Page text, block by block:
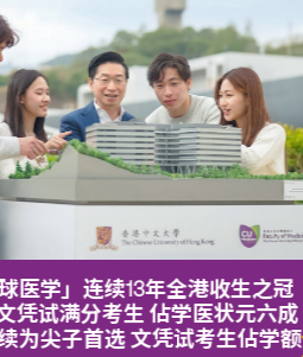
医学」连续13年全港收生之冠
凭试满分考生 佔学医状元六成
为尖子首选 文凭试考生佔学额